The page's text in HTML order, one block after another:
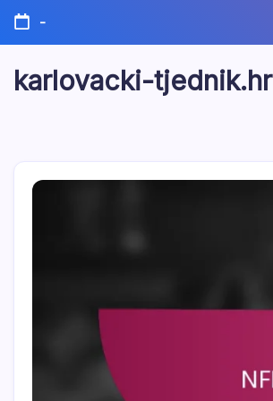
Skip
content
-
karlovacki-tjednik.hr